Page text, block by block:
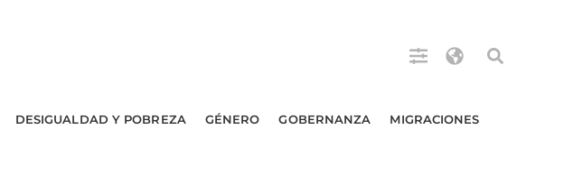
DESIGUALDAD Y POBREZA GÉNERO GOBERNANZA MIGRACIONES